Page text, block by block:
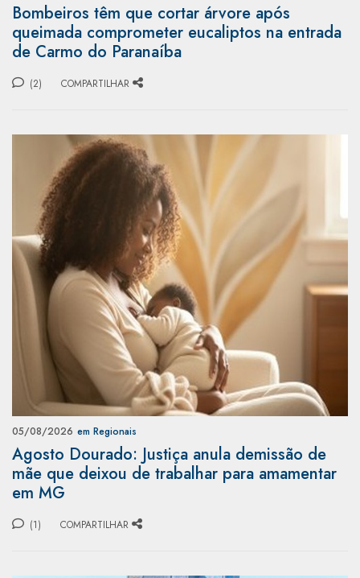
Bombeiros têm que cortar árvore após
queimada comprometer eucaliptos na entrada
de Carmo do Paranaíba
(2) COMPARTILHAR
05/08/2026 em Regionais
Agosto Dourado: Justiça anula demissão de
mãe que deixou de trabalhar para amamentar
em MG
(1) COMPARTILHAR